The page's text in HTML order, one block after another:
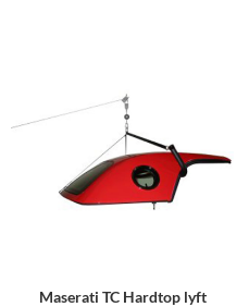
Maserati TC Hardtop lyft